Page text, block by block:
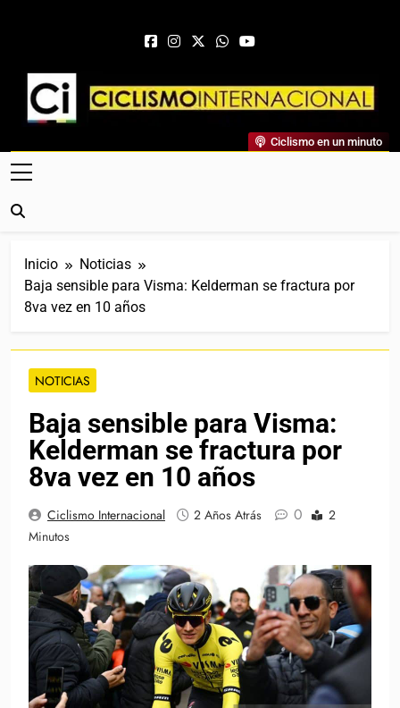
Ciclismo Internacional
Web Dedicada Al Ciclismo Mundial. Entrevistas, Análisis,
Crónicas, Previas Y Más. La Web Ciclista De Referencia.
Ciclismo en un minuto
Inicio
Noticias
Baja sensible para Visma: Kelderman se fractura por
8va vez en 10 años
NOTICIAS
Baja sensible para Visma:
Kelderman se fractura por
8va vez en 10 años
Ciclismo Internacional 2 Años Atrás 0
2
Minutos